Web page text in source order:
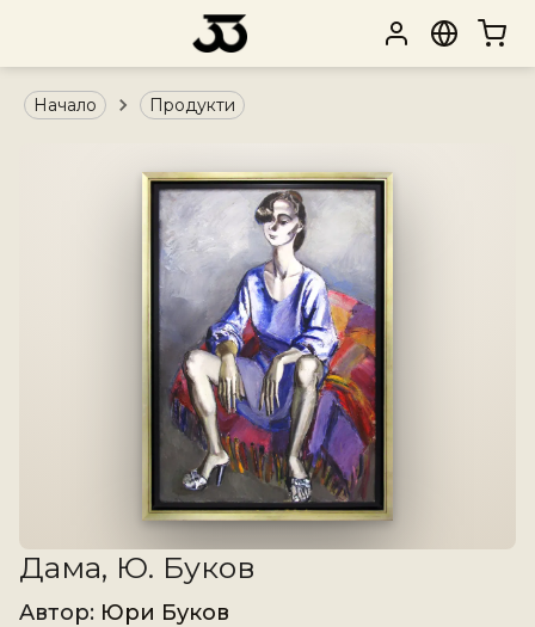
Начало Продукти
Дама, Ю. Буков
Aвтор: Юри Буков